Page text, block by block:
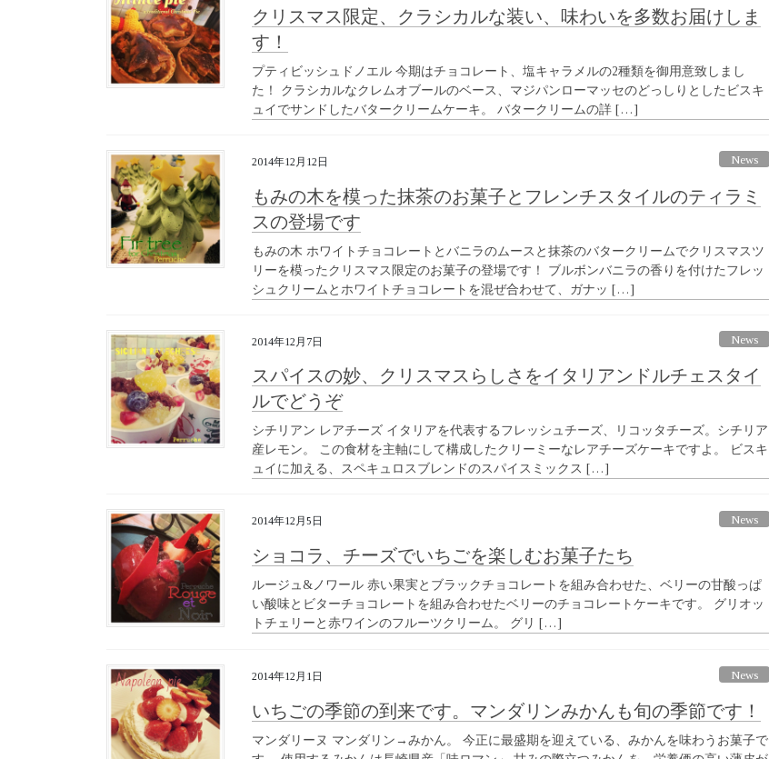
クリスマス限定、クラシカルな装い、味わいを多数お届けしま
す！
プティビッシュドノエル 今期はチョコレート、塩キャラメルの2種類を御用意致しまし
た！ クラシカルなクレムオブールのベース、マジパンローマッセのどっしりとしたビスキ
ュイでサンドしたバタークリームケーキ。 バタークリームの詳 […]
2014年12月12日 News
もみの木を模った抹茶のお菓子とフレンチスタイルのティラミ
スの登場です
もみの木 ホワイトチョコレートとバニラのムースと抹茶のバタークリームでクリスマスツ
リーを模ったクリスマス限定のお菓子の登場です！ ブルボンバニラの香りを付けたフレッ
シュクリームとホワイトチョコレートを混ぜ合わせて、ガナッ […]
2014年12月7日 News
スパイスの妙、クリスマスらしさをイタリアンドルチェスタイ
ルでどうぞ
シチリアン レアチーズ イタリアを代表するフレッシュチーズ、リコッタチーズ。シチリア
産レモン。 この食材を主軸にして構成したクリーミーなレアチーズケーキですよ。 ビスキ
ュイに加える、スペキュロスブレンドのスパイスミックス […]
2014年12月5日 News
ショコラ、チーズでいちごを楽しむお菓子たち
ルージュ&ノワール 赤い果実とブラックチョコレートを組み合わせた、ベリーの甘酸っぱ
い酸味とビターチョコレートを組み合わせたベリーのチョコレートケーキです。 グリオッ
トチェリーと赤ワインのフルーツクリーム。 グリ […]
2014年12月1日 News
いちごの季節の到来です。マンダリンみかんも旬の季節です！
マンダリーヌ マンダリン→みかん。 今正に最盛期を迎えている、みかんを味わうお菓子で